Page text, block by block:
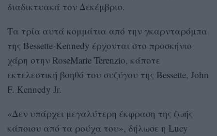
διαδικτυακά τον Δεκέμβριο.
Τα τρία αυτά κομμάτια από την γκαρνταρόμπα
της Bessette-Kennedy έρχονται στο προσκήνιο
χάρη στην RoseMarie Terenzio, κάποτε
εκτελεστική βοηθό του συζύγου της Bessette, John
F. Kennedy Jr.
«Δεν υπάρχει μεγαλύτερη έκφραση της ζωής
κάποιου από τα ρούχα του», δήλωσε η Lucy